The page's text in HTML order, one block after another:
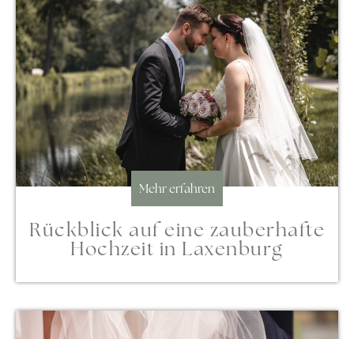
Mehr erfahren
Rückblick auf eine zauberhafte
Hochzeit in Laxenburg